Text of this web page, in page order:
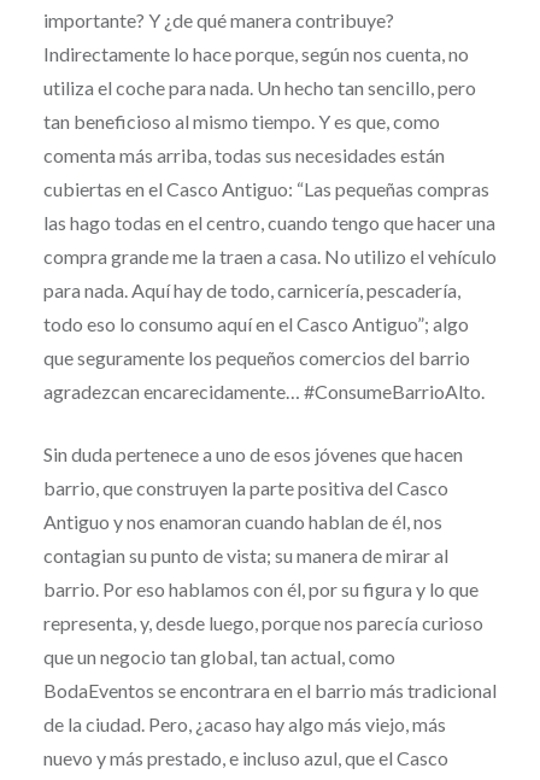
importante? Y ¿de qué manera contribuye?
Indirectamente lo hace porque, según nos cuenta, no
utiliza el coche para nada. Un hecho tan sencillo, pero
tan beneficioso al mismo tiempo. Y es que, como
comenta más arriba, todas sus necesidades están
cubiertas en el Casco Antiguo: “Las pequeñas compras
las hago todas en el centro, cuando tengo que hacer una
compra grande me la traen a casa. No utilizo el vehículo
para nada. Aquí hay de todo, carnicería, pescadería,
todo eso lo consumo aquí en el Casco Antiguo”; algo
que seguramente los pequeños comercios del barrio
agradezcan encarecidamente… #ConsumeBarrioAlto.
Sin duda pertenece a uno de esos jóvenes que hacen
barrio, que construyen la parte positiva del Casco
Antiguo y nos enamoran cuando hablan de él, nos
contagian su punto de vista; su manera de mirar al
barrio. Por eso hablamos con él, por su figura y lo que
representa, y, desde luego, porque nos parecía curioso
que un negocio tan global, tan actual, como
BodaEventos se encontrara en el barrio más tradicional
de la ciudad. Pero, ¿acaso hay algo más viejo, más
nuevo y más prestado, e incluso azul, que el Casco